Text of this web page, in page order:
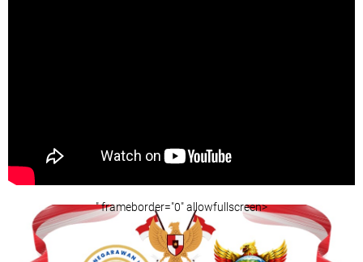
" frameborder="0" allowfullscreen>